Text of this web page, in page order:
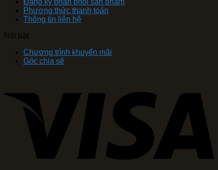
Đăng ký phân phối sản phẩm
Phương thức thanh toán
Thông tin liên hệ
Nổi bật
Chương trình khuyến mãi
Góc chia sẽ